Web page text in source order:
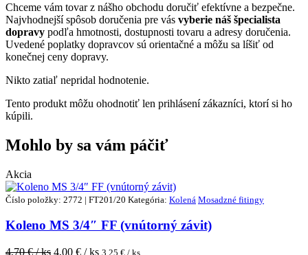
Chceme vám tovar z nášho obchodu doručiť efektívne a bezpečne.
Najvhodnejší spôsob doručenia pre vás vyberie náš špecialista
dopravy podľa hmotnosti, dostupnosti tovaru a adresy doručenia.
Uvedené poplatky dopravcov sú orientačné a môžu sa líšiť od
konečnej ceny dopravy.
Nikto zatiaľ nepridal hodnotenie.
Tento produkt môžu ohodnotiť len prihlásení zákazníci, ktorí si ho
kúpili.
Mohlo by sa vám páčiť
Akcia
Číslo položky: 2772 | FT201/20 Kategória: Kolená Mosadzné fitingy
Koleno MS 3/4″ FF (vnútorný závit)
4,70€ / ks 4,00 € / ks 3,25 € / ks